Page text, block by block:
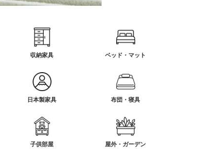
収納家具 ベッド・マット
日本製家具 布団・寝具
子供部屋 屋外・ガーデン